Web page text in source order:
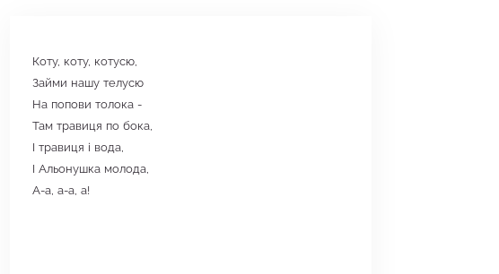
Коту, коту, котусю,
Займи нашу телусю
На попови толока -
Там травиця по бока,
І травиця і вода,
І Альонушка молода,
А-а, а-а, а!